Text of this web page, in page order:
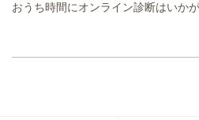
おうち時間にオンライン診断はいか